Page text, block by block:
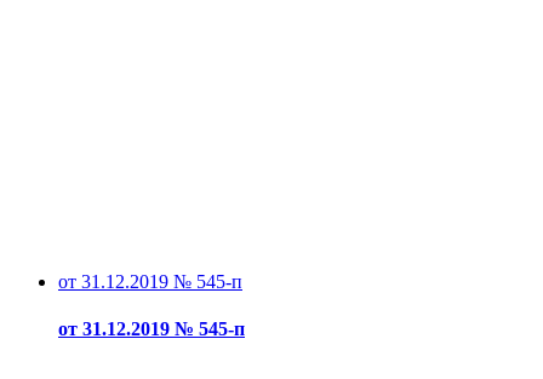
от 31.12.2019 № 545-п
от 31.12.2019 № 545-п